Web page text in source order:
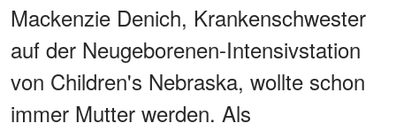
Mackenzie Denich, Krankenschwester
auf der Neugeborenen-Intensivstation
von Children's Nebraska, wollte schon
immer Mutter werden. Als